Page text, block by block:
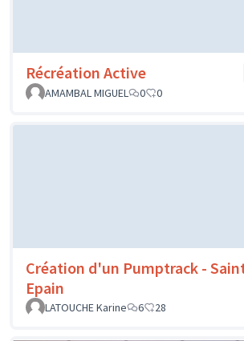
Récréation Active
AMAMBAL MIGUEL
0 0
Création d'un Pumptrack -
Epain
LATOUCHE Karine
6 28